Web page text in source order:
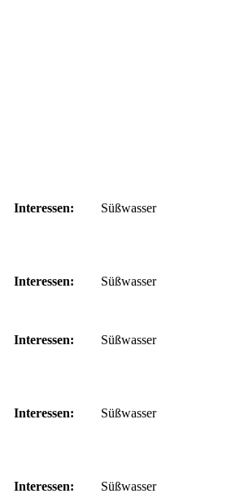
Interessen: Süßwasser
Interessen: Süßwasser
Interessen: Süßwasser
Interessen: Süßwasser
Interessen: Süßwasser